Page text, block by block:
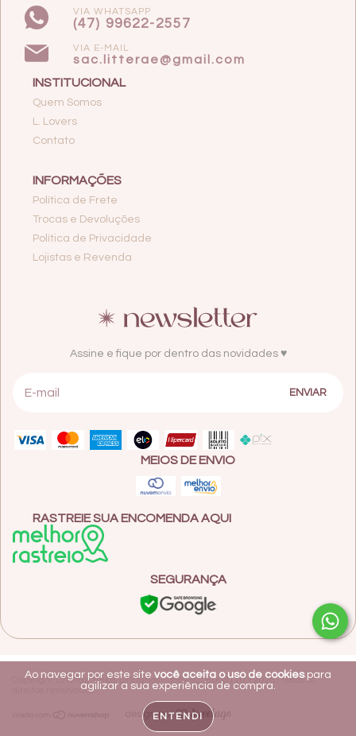
Ao navegar por este site você aceita o uso de cookiespara
agilizar a sua experiência de compra.
ENTENDI
VIA WHATSAPP
(47) 99622-2557
VIA E-MAIL
sac.litterae@gmail.com
INSTITUCIONAL
Quem Somos
L. Lovers
Contato
INFORMAÇÕES
Política de Frete
Trocas e Devoluções
Política de Privacidade
Lojistas e Revenda
Assine e fique por dentro das novidades ♥
MEIOS DE ENVIO
RASTREIE SUA ENCOMENDA AQUI
SEGURANÇA
Copyright Litterae Velas Literárias - 35649208000110 - 2026. Todos os
direitos reservados.